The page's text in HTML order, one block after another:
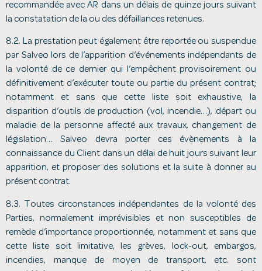
recommandée avec AR dans un délais de quinze jours suivant
la constatation de la ou des défaillances retenues.
8.2. La prestation peut également être reportée ou suspendue
par Salveo lors de l’apparition d’événements indépendants de
la volonté de ce dernier qui l’empêchent provisoirement ou
définitivement d’exécuter toute ou partie du présent contrat;
notamment et sans que cette liste soit exhaustive, la
disparition d’outils de production (vol, incendie…), départ ou
maladie de la personne affecté aux travaux, changement de
législation… Salveo devra porter ces évènements à la
connaissance du Client dans un délai de huit jours suivant leur
apparition, et proposer des solutions et la suite à donner au
présent contrat.
8.3. Toutes circonstances indépendantes de la volonté des
Parties, normalement imprévisibles et non susceptibles de
remède d’importance proportionnée, notamment et sans que
cette liste soit limitative, les grèves, lock-out, embargos,
incendies, manque de moyen de transport, etc. sont